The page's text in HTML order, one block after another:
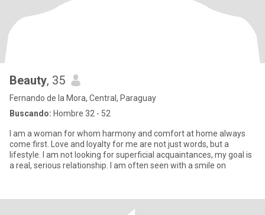
Beauty, 35
Fernando de la Mora, Central, Paraguay
Buscando: Hombre 32 - 52
I am a woman for whom harmony and comfort at home always
come first. Love and loyalty for me are not just words, but a
lifestyle. I am not looking for superficial acquaintances, my goal is
a real, serious relationship. I am often seen with a smile on